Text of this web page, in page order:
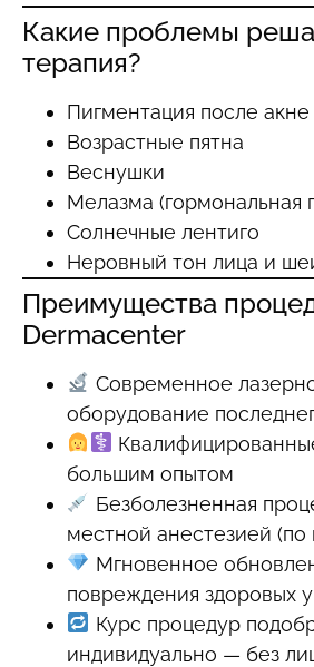
Какие проблемы
терапия?
Пигментация после акне
Возрастные пятна
Веснушки
Мелазма (гормональная
Солнечные лентиго
Неровный тон лица и
Преимущества
Dermacenter
Современное
оборудование
большим опытом
Безболезненная
местной анестезией (по
Мгновенное
повреждения здоровых
Курс процедур
индивидуально — без